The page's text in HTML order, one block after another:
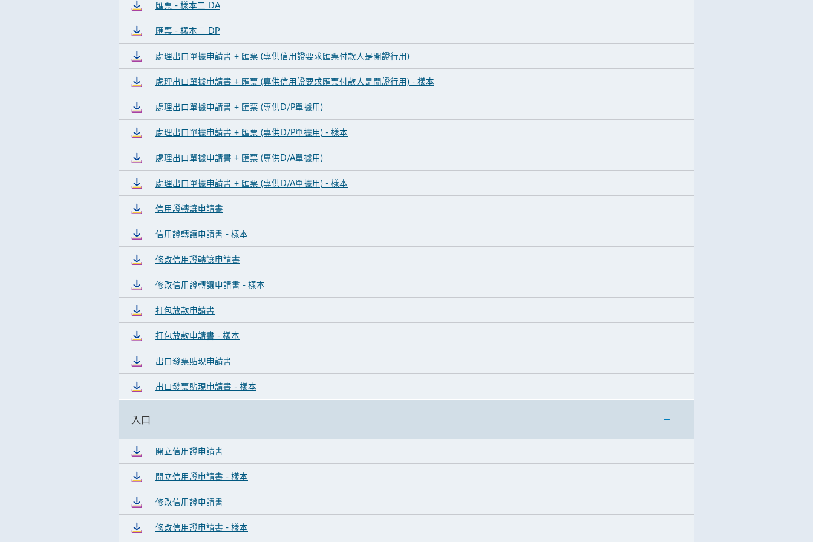
匯票 - 樣本二 DA
匯票 - 樣本三 DP
處理出口單據申請書 + 匯票 (專供信用證要求匯票付款人是開證行用)
處理出口單據申請書 + 匯票 (專供信用證要求匯票付款人是開證行用) - 樣本
處理出口單據申請書 + 匯票 (專供D/P單據用)
處理出口單據申請書 + 匯票 (專供D/P單據用) - 樣本
處理出口單據申請書 + 匯票 (專供D/A單據用)
處理出口單據申請書 + 匯票 (專供D/A單據用) - 樣本
信用證轉讓申請書
信用證轉讓申請書 - 樣本
修改信用證轉讓申請書
修改信用證轉讓申請書 - 樣本
打包放款申請書
打包放款申請書 - 樣本
出口發票貼現申請書
出口發票貼現申請書 - 樣本
入口
開立信用證申請書
開立信用證申請書 - 樣本
修改信用證申請書
修改信用證申請書 - 樣本